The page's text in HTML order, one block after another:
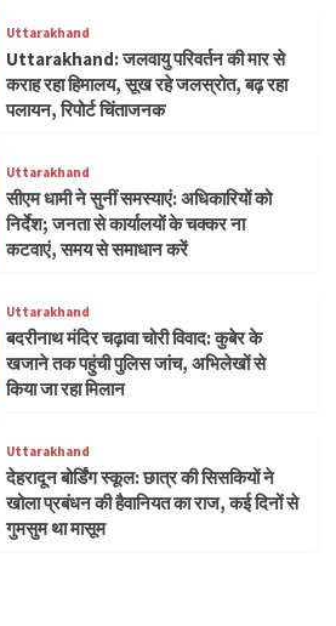
Uttarakhand
Uttarakhand: जलवायु परिवर्तन की मार से
कराह रहा हिमालय, सूख रहे जलस्रोत, बढ़ रहा
पलायन, रिपोर्ट चिंताजनक
Uttarakhand
सीएम धामी ने सुनीं समस्याएं: अधिकारियों को
निर्देश; जनता से कार्यालयों के चक्कर ना
कटवाएं, समय से समाधान करें
Uttarakhand
बदरीनाथ मंदिर चढ़ावा चोरी विवाद: कुबेर के
खजाने तक पहुंची पुलिस जांच, अभिलेखों से
किया जा रहा मिलान
Uttarakhand
देहरादून बोर्डिंग स्कूल: छात्र की सिसकियों ने
खोला प्रबंधन की हैवानियत का राज, कई दिनों से
गुमसुम था मासूम